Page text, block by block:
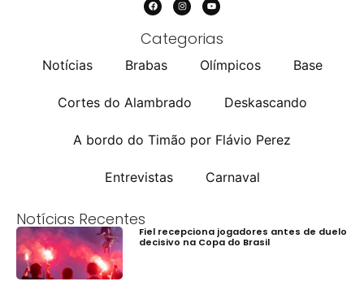
Categorias
Notícias Brabas Olímpicos Base
Cortes do Alambrado Deskascando
A bordo do Timão por Flávio Perez
Entrevistas Carnaval
Notícias Recentes
Fiel recepciona jogadores antes de duelo
decisivo na Copa do Brasil